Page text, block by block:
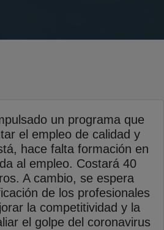
un programa que
el empleo de calidad y
hace falta formación en
al empleo. Costará 40
A cambio, se espera
de los profesionales
la competitividad y la
el golpe del coronavirus